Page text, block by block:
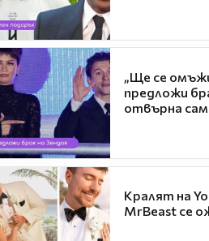
„Ще се
предложи
отвърна
Кралят на
MrBeast се